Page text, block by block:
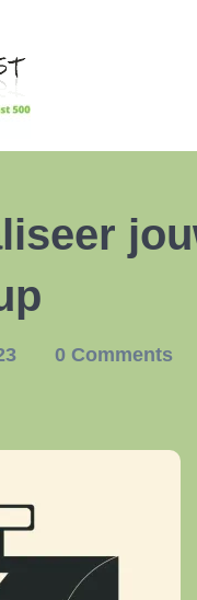
0 Comments